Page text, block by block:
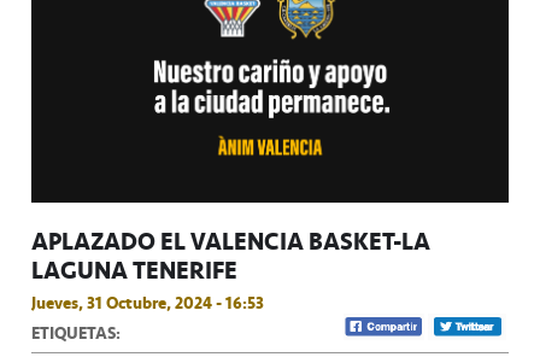
APLAZADO EL VALENCIA BASKET-LA
LAGUNA TENERIFE
Jueves, 31 Octubre, 2024 - 16:53
ETIQUETAS: